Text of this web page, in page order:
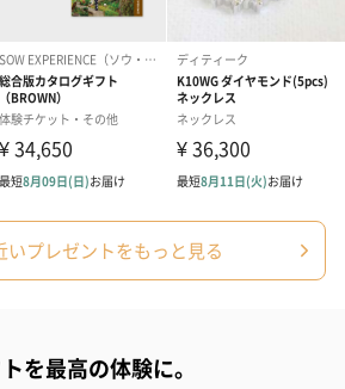
アールグレイティー
フルーツティ
円）
けいたします。ギフトへの＋αにおすすめ
いプレゼントをもっと見る
を最高の体験に。